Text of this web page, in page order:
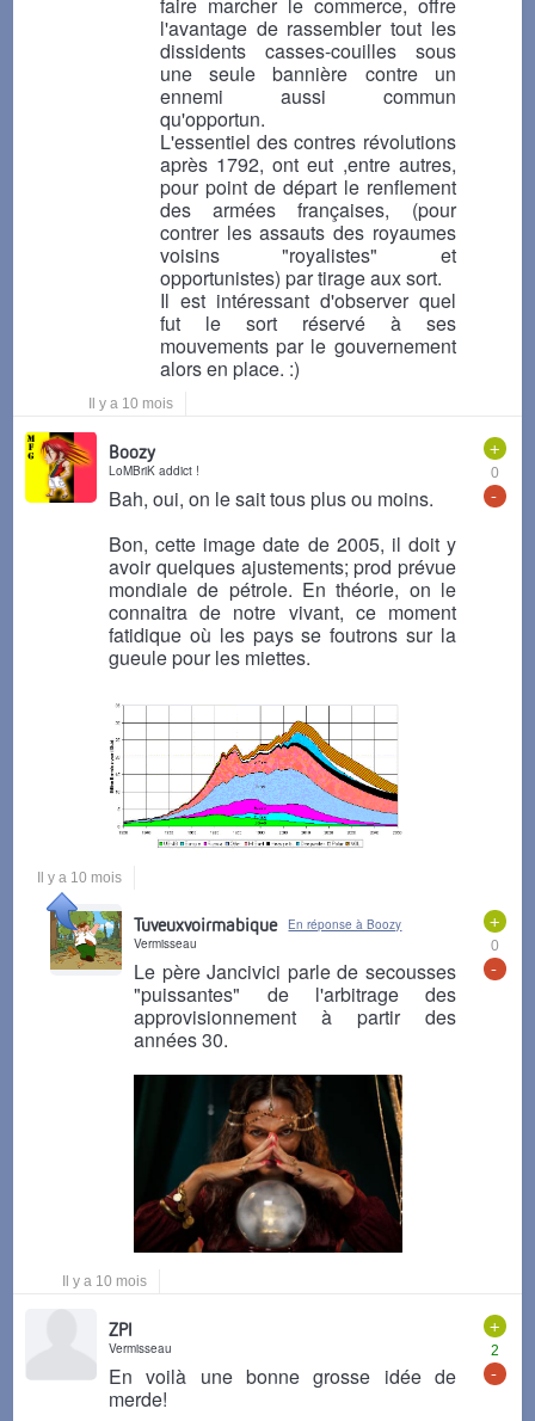
l'avantage de rassembler tout les
dissidents casses-couilles sous
une seule bannière contre un
ennemi aussi commun
qu'opportun.
L'essentiel des contres révolutions
après 1792, ont eut ,entre autres,
pour point de départ le renflement
des armées françaises, (pour
contrer les assauts des royaumes
voisins "royalistes" et
opportunistes) par tirage aux sort.
Il est intéressant d'observer quel
fut le sort réservé à ses
mouvements par le gouvernement
alors en place. :)
Il y a 10 mois
+
0
-
Boozy
LoMBriK addict !
Bah, oui, on le sait tous plus ou moins.
Bon, cette image date de 2005, il doit y
avoir quelques ajustements; prod prévue
mondiale de pétrole. En théorie, on le
connaitra de notre vivant, ce moment
fatidique où les pays se foutrons sur la
gueule pour les miettes.
Il y a 10 mois
+
0
-
Tuveuxvoirmabique
En réponse à Boozy
Vermisseau
Le père Jancivici parle de secousses
"puissantes" de l'arbitrage des
approvisionnement à partir des
années 30.
Il y a 10 mois
+
2
-
ZPI
Vermisseau
En voilà une bonne grosse idée de
merde!